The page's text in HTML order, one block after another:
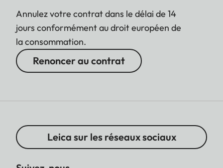
Annulez votre contrat dans le délai de 14
jours conformément au droit européen de
la consommation.
Renoncer au contrat
Leica sur les réseaux sociaux